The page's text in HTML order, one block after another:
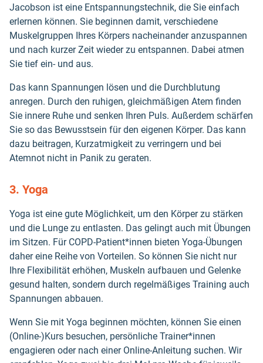
Jacobson ist eine Entspannungstechnik, die Sie einfach
erlernen können. Sie beginnen damit, verschiedene
Muskelgruppen Ihres Körpers nacheinander anzuspannen
und nach kurzer Zeit wieder zu entspannen. Dabei atmen
Sie tief ein- und aus.
Das kann Spannungen lösen und die Durchblutung
anregen. Durch den ruhigen, gleichmäßigen Atem finden
Sie innere Ruhe und senken Ihren Puls. Außerdem schärfen
Sie so das Bewusstsein für den eigenen Körper. Das kann
dazu beitragen, Kurzatmigkeit zu verringern und bei
Atemnot nicht in Panik zu geraten.
3. Yoga
Yoga ist eine gute Möglichkeit, um den Körper zu stärken
und die Lunge zu entlasten. Das gelingt auch mit Übungen
im Sitzen. Für COPD-Patient*innen bieten Yoga-Übungen
daher eine Reihe von Vorteilen. So können Sie nicht nur
Ihre Flexibilität erhöhen, Muskeln aufbauen und Gelenke
gesund halten, sondern durch regelmäßiges Training auch
Spannungen abbauen.
Wenn Sie mit Yoga beginnen möchten, können Sie einen
(Online-)Kurs besuchen, persönliche Trainer*innen
engagieren oder nach einer Online-Anleitung suchen. Wir